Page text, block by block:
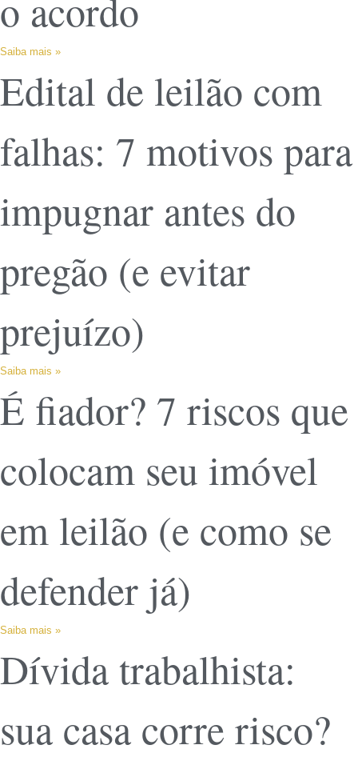
o acordo
Saiba mais »
Edital de leilão com
falhas: 7 motivos para
impugnar antes do
pregão (e evitar
prejuízo)
Saiba mais »
É fiador? 7 riscos que
colocam seu imóvel
em leilão (e como se
defender já)
Saiba mais »
Dívida trabalhista:
sua casa corre risco?